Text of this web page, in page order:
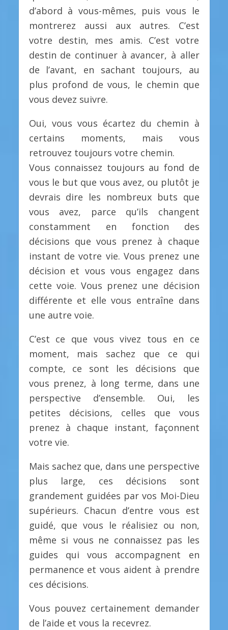
d’abord à vous-mêmes, puis vous le
montrerez aussi aux autres. C’est
votre destin, mes amis. C’est votre
destin de continuer à avancer, à aller
de l’avant, en sachant toujours, au
plus profond de vous, le chemin que
vous devez suivre.
Oui, vous vous écartez du chemin à
certains moments, mais vous
retrouvez toujours votre chemin.
Vous connaissez toujours au fond de
vous le but que vous avez, ou plutôt je
devrais dire les nombreux buts que
vous avez, parce qu’ils changent
constamment en fonction des
décisions que vous prenez à chaque
instant de votre vie. Vous prenez une
décision et vous vous engagez dans
cette voie. Vous prenez une décision
différente et elle vous entraîne dans
une autre voie.
C’est ce que vous vivez tous en ce
moment, mais sachez que ce qui
compte, ce sont les décisions que
vous prenez, à long terme, dans une
perspective d’ensemble. Oui, les
petites décisions, celles que vous
prenez à chaque instant, façonnent
votre vie.
Mais sachez que, dans une perspective
plus large, ces décisions sont
grandement guidées par vos Moi-Dieu
supérieurs. Chacun d’entre vous est
guidé, que vous le réalisiez ou non,
même si vous ne connaissez pas les
guides qui vous accompagnent en
permanence et vous aident à prendre
ces décisions.
Vous pouvez certainement demander
de l’aide et vous la recevrez.